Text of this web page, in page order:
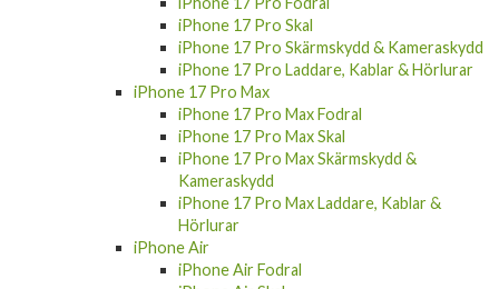
iPhone 17 Laddare, Kablar & Hörlurar
iPhone 17 Fodral
iPhone 17 Skal
iPhone 17 Pro
iPhone 17 Pro Fodral
iPhone 17 Pro Skal
iPhone 17 Pro Skärmskydd & Kameraskydd
iPhone 17 Pro Laddare, Kablar & Hörlurar
iPhone 17 Pro Max
iPhone 17 Pro Max Fodral
iPhone 17 Pro Max Skal
iPhone 17 Pro Max Skärmskydd &
Kameraskydd